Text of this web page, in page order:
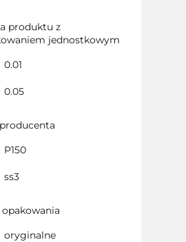
produktu z
jednostkowym
0.01
0.05
P150
ss3
oryginalne